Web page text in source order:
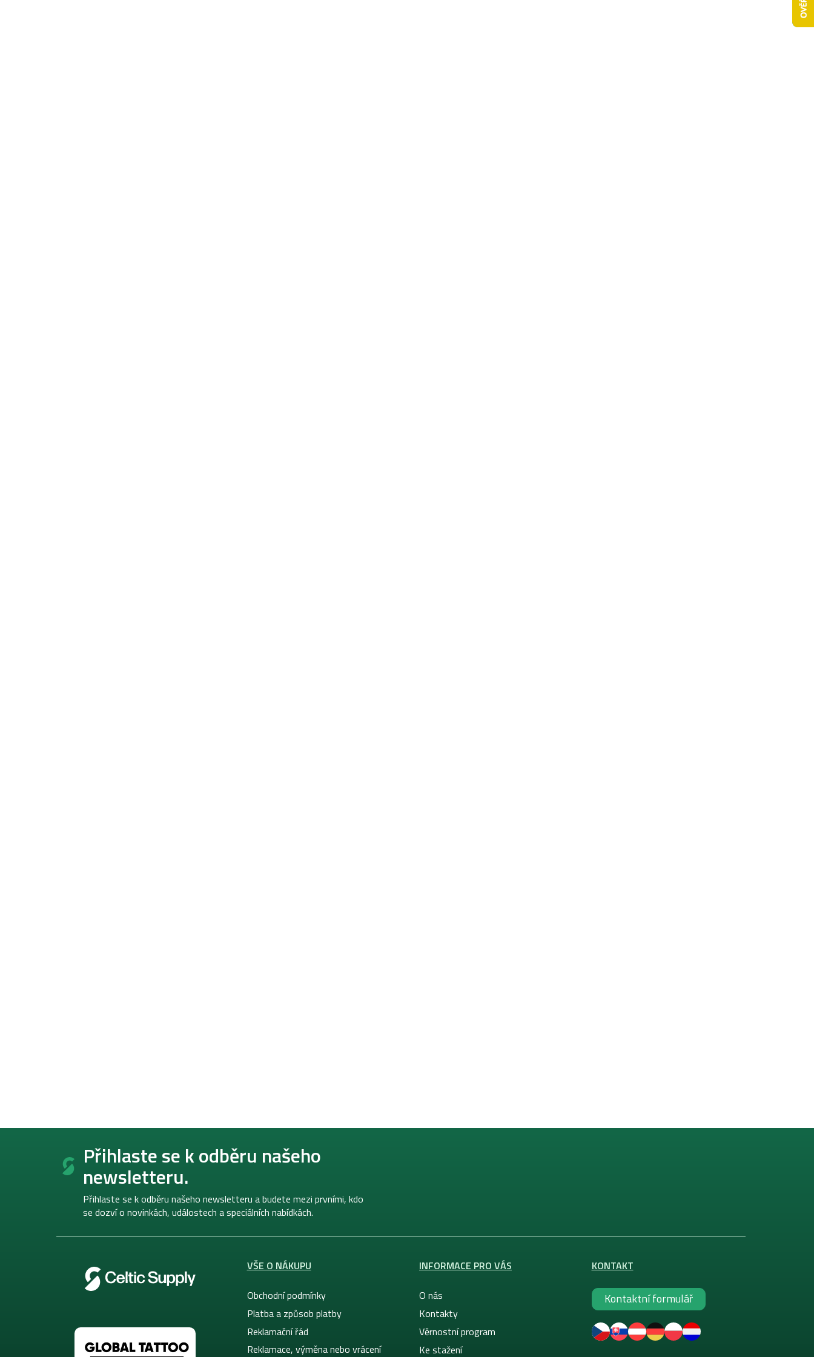
Z
Přihlaste se k odběru našeho
newsletteru.
Přihlaste se k odběru našeho newsletteru a budete mezi prvními, kdo
se dozví o novinkách, událostech a speciálních nabídkách.
VŠE O NÁKUPU
Obchodní podmínky
Platba a způsob platby
Reklamační řád
Reklamace, výměna nebo vrácení
INFORMACE PRO VÁS
O nás
Kontakty
Věrnostní program
Ke stažení
KONTAKT
Kontaktní formulář